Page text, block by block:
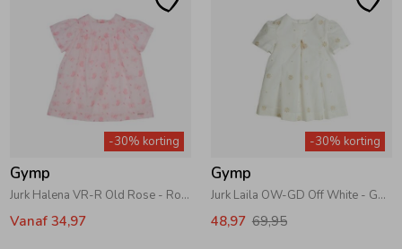
-30% korting
Gymp
Jurk Halena VR-R Old Rose - Rose
Vanaf 34,97
-30% korting
Gymp
Jurk Laila OW-GD Off White - Gold
48,97 69,95